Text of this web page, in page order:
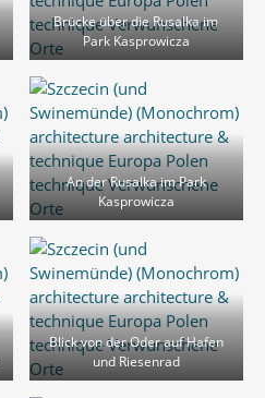
Brücke über die Rusalka im
Park Kasprowicza
An der Rusalka im Park
Kasprowicza
Blick von der Oder auf Hafen
und Riesenrad